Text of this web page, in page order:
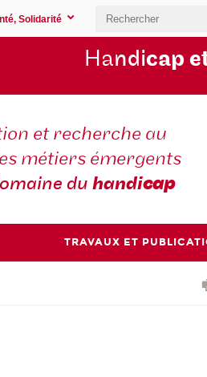
Solidarité
Handicap
et recherche au
métiers émergents
duhandicap
TRAVAUX ET